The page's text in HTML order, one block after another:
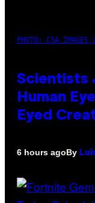
PHOTO: CSA IMAGES
Scientists
Human
Eyed
6 hours agoBy